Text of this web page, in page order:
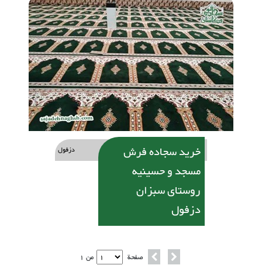
دزفول
خرید سجاده فرش
مسجد و حسینیه
روستای سبزان
دزفول
صفحة من 1